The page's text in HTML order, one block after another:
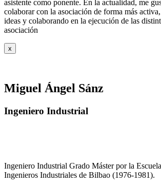
asistente como ponente. En la actualidad, me
colaborar con la asociación de forma más
ideas y colaborando en la ejecución de las
asociación
x
Miguel Ángel Sánz
Ingeniero Industrial
Ingeniero Industrial Grado Máster por la
Ingenieros Industriales de Bilbao (1976-1981).